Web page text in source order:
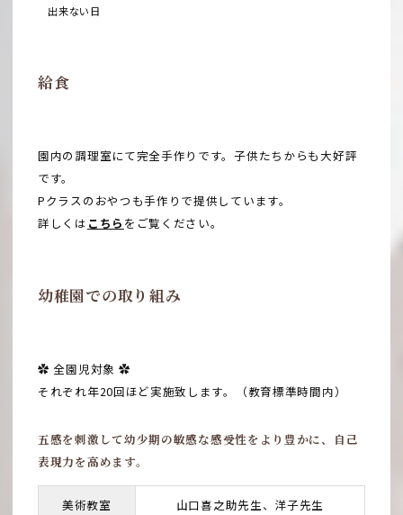
出来ない日
給食
園内の調理室にて完全手作りです。子供たちからも大好評
です。
Pクラスのおやつも手作りで提供しています。
詳しくは こちら をご覧ください。
幼稚園での取り組み
✿ 全園児対象 ✿
それぞれ年20回ほど実施致します。（教育標準時間内）
五感を刺激して幼少期の敏感な感受性をより豊かに、
自己
表現力を高めます。
美術教室 山口喜之助先生、洋子先生